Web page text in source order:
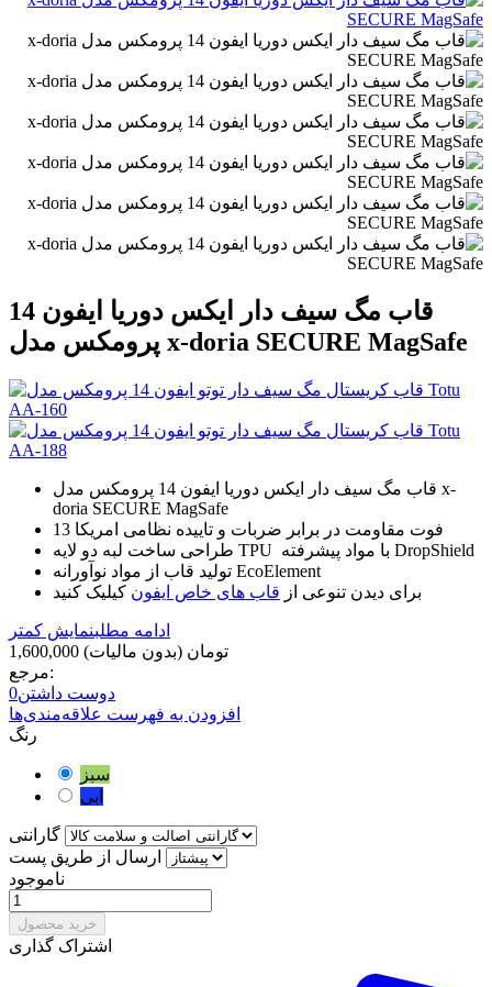
قاب مگ سیف دار ایکس دوریا ایفون 14
پرومکس مدل x-doria SECURE MagSafe
قاب مگ سیف دار ایکس دوریا ایفون 14 پرومکس مدل x-
doria SECURE MagSafe
13 فوت مقاومت در برابر ضربات و تاییده نظامی امریکا
طراحی ساخت لبه دو لایه TPU با مواد پیشرفته DropShield
تولید قاب از مواد نوآورانه EcoElement
برای دیدن تنوعی از قاب های خاص ایفون کیلیک کنید
ادامه مطلبنمایش کمتر
1,600,000 تومان (بدون مالیات)
مرجع:
دوست داشتن0
افزودن به فهرست علاقه‌مندی‌ها
رنگ
سبز
ابی
گارانتی
ارسال از طریق پست
ناموجود
خرید محصول
اشتراک گذاری